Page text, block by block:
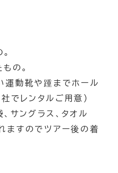
の。
運動靴や踵までホール
でレンタルご用意）
サングラス、タオル
ますのでツアー後の着